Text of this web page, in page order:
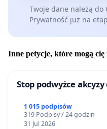
Twoje dane należą do
Prywatność już na
Inne petycje, które mogą cię
Stop podwyżce
1 015 podpisów
319 Podpisy / 24 godzin
31 Jul 2026